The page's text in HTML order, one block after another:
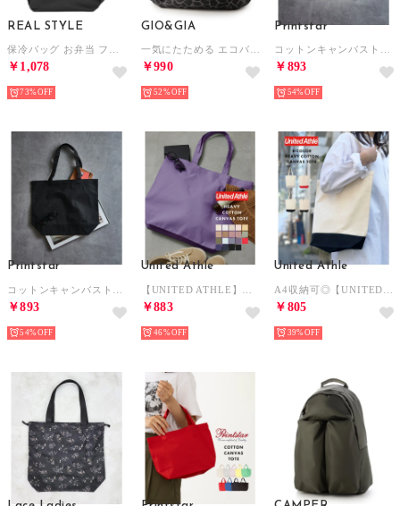
REAL STYLE
￥1,078
73%
GIO&GIA
￥990
52%
Printstar
￥893
54%
Printstar
￥893
54%
United Athle
￥883
46%
United Athle
￥805
39%